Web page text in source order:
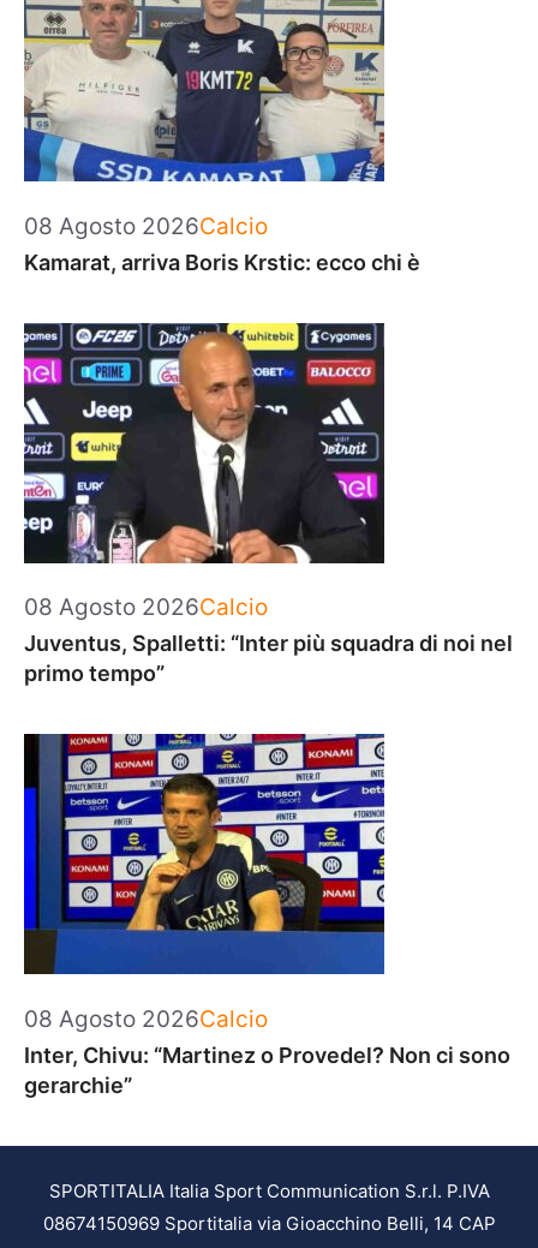
08 Agosto 2026Categorie
Calcio
Kamarat, arriva Boris Krstic: ecco chi è
08 Agosto 2026Categorie
Calcio
Juventus, Spalletti: “Inter più squadra di noi nel
primo tempo”
08 Agosto 2026Categorie
Calcio
Inter, Chivu: “Martinez o Provedel? Non ci sono
gerarchie”
SPORTITALIA Italia Sport Communication S.r.l. P.IVA
08674150969 Sportitalia via Gioacchino Belli, 14 CAP